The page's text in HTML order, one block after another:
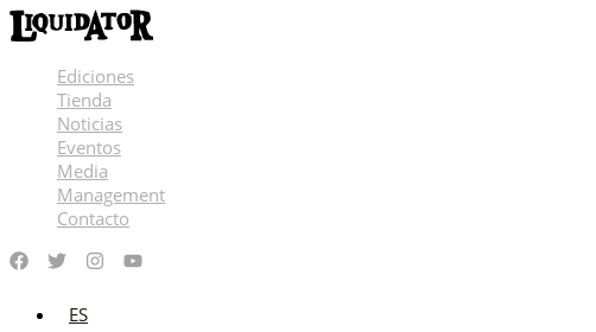
Ir
al
contenidoEdiciones
Tienda
Noticias
Eventos
Media
Management
Contacto
ES